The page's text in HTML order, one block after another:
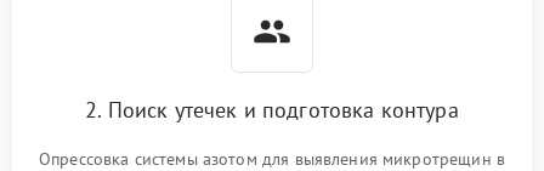
2. Поиск утечек и подготовка контура
Опрессовка системы азотом для выявления микротрещин в